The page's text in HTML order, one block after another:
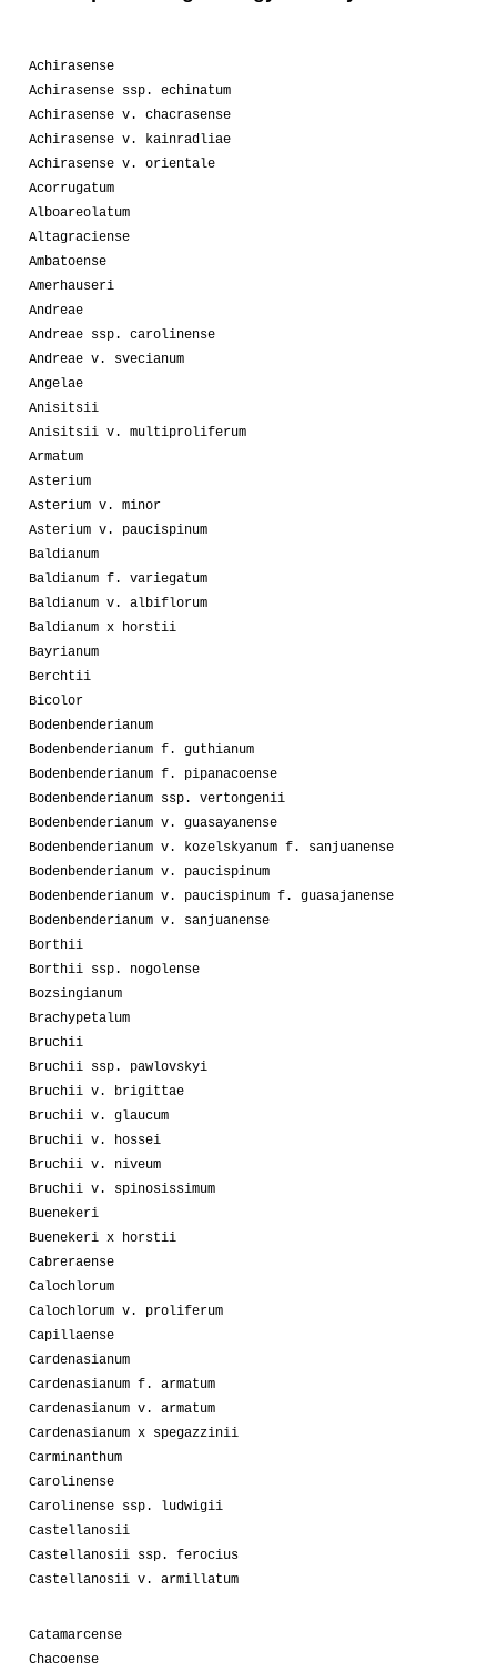
Achirasense
Achirasense ssp. echinatum
Achirasense v. chacrasense
Achirasense v. kainradliae
Achirasense v. orientale
Acorrugatum
Alboareolatum
Altagraciense
Ambatoense
Amerhauseri
Andreae
Andreae ssp. carolinense
Andreae v. svecianum
Angelae
Anisitsii
Anisitsii v. multiproliferum
Armatum
Asterium
Asterium v. minor
Asterium v. paucispinum
Baldianum
Baldianum f. variegatum
Baldianum v. albiflorum
Baldianum x horstii
Bayrianum
Berchtii
Bicolor
Bodenbenderianum
Bodenbenderianum f. guthianum
Bodenbenderianum f. pipanacoense
Bodenbenderianum ssp. vertongenii
Bodenbenderianum v. guasayanense
Bodenbenderianum v. kozelskyanum f. sanjuanense
Bodenbenderianum v. paucispinum
Bodenbenderianum v. paucispinum f. guasajanense
Bodenbenderianum v. sanjuanense
Borthii
Borthii ssp. nogolense
Bozsingianum
Brachypetalum
Bruchii
Bruchii ssp. pawlovskyi
Bruchii v. brigittae
Bruchii v. glaucum
Bruchii v. hossei
Bruchii v. niveum
Bruchii v. spinosissimum
Buenekeri
Buenekeri x horstii
Cabreraense
Calochlorum
Calochlorum v. proliferum
Capillaense
Cardenasianum
Cardenasianum f. armatum
Cardenasianum v. armatum
Cardenasianum x spegazzinii
Carminanthum
Carolinense
Carolinense ssp. ludwigii
Castellanosii
Castellanosii ssp. ferocius
Castellanosii v. armillatum
Catamarcense
Chacoense